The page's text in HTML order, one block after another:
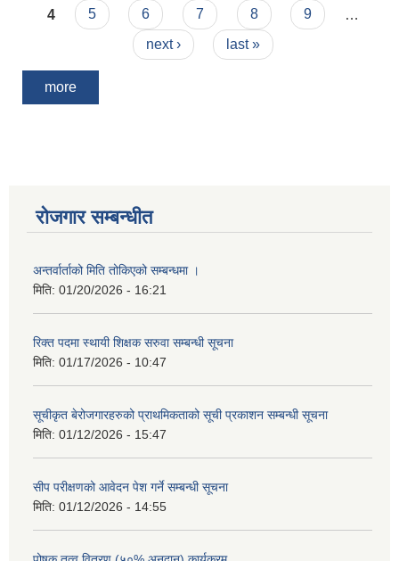
4
5 6 7 8 9
next ›
last »
more
रोजगार सम्बन्धीत
अन्तर्वार्ताको मिति तोकिएको सम्बन्धमा ।
मिति: 01/20/2026 - 16:21
रिक्त पदमा स्थायी शिक्षक सरुवा सम्बन्धी सूचना
मिति: 01/17/2026 - 10:47
सूचीकृत बेरोजगारहरुको प्राथमिकताको सूची प्रकाशन सम्बन्धी सूचना
मिति: 01/12/2026 - 15:47
सीप परीक्षणको आवेदन पेश गर्ने सम्बन्धी सूचना
मिति: 01/12/2026 - 14:55